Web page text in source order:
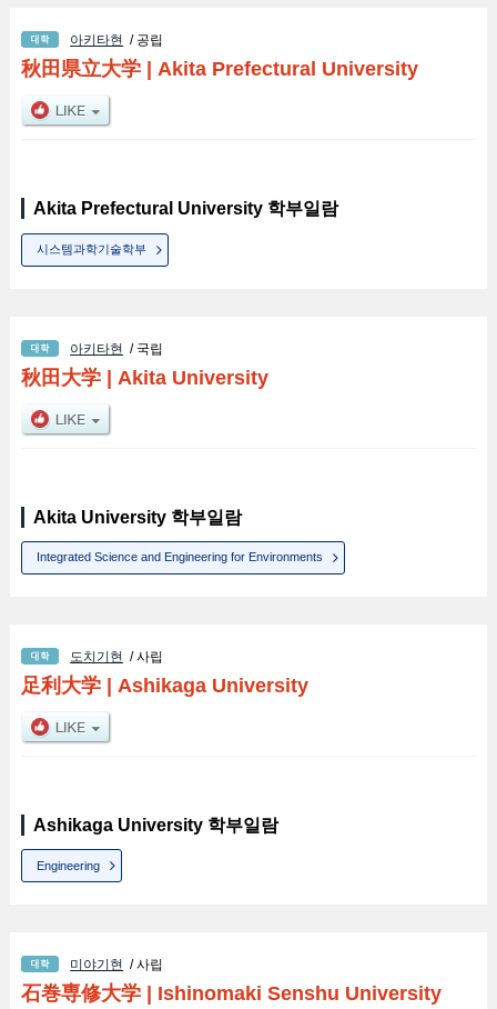
아키타현 / 공립
秋田県立大学| Akita Prefectural University
Akita Prefectural University 학부일람
시스템과학기술학부
아키타현 / 국립
秋田大学| Akita University
Akita University 학부일람
Integrated Science and Engineering for Environments
도치기현 / 사립
足利大学| Ashikaga University
Ashikaga University 학부일람
Engineering
미야기현 / 사립
石巻専修大学| Ishinomaki Senshu University